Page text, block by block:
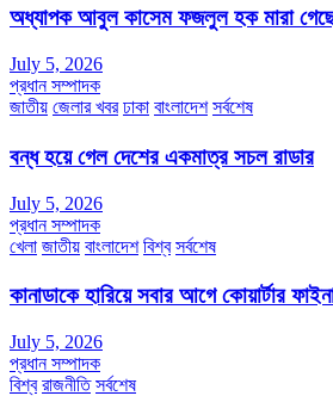
অধ্যাপক আবুল কাসেম ফজলুল হক মারা
July 5, 2026
প্রধান সম্পাদক
জাতীয় জেলার খবর ঢাকা বাংলাদেশ সর্বশেষ
বন্ধ হয়ে গেল দেশের একমাত্র সচল রাডার
July 5, 2026
প্রধান সম্পাদক
খেলা জাতীয় বাংলাদেশ বিশ্ব সর্বশেষ
কানাডাকে হারিয়ে সবার আগে কোয়ার্টার
July 5, 2026
প্রধান সম্পাদক
বিশ্ব রাজনীতি সর্বশেষ